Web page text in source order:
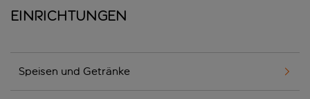
Einrichtungen
Speisen und Getränke